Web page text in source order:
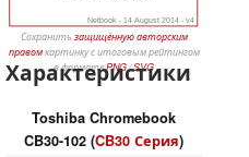
Netbook - 14 August 2014 - v4
Сохранить защищённую авторским
правомкартинку с итоговым рейтингом
в форматеPNG/SVG
Характеристики
Toshiba Chromebook
CB30-102 (CB30 Серия)